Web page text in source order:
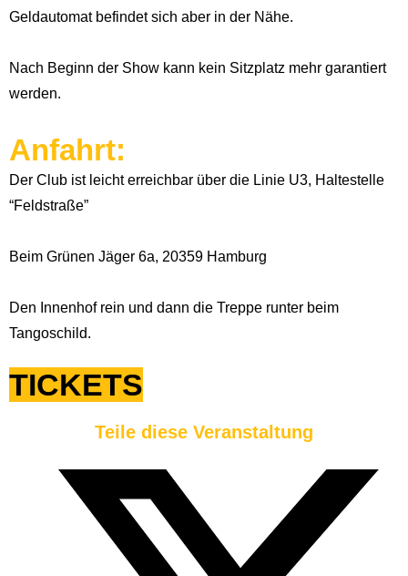
Geldautomat befindet sich aber in der Nähe.
Nach Beginn der Show kann kein Sitzplatz mehr garantiert
werden.
Anfahrt:
Der Club ist leicht erreichbar über die Linie U3, Haltestelle
“Feldstraße”
Beim Grünen Jäger 6a, 20359 Hamburg
Den Innenhof rein und dann die Treppe runter beim
Tangoschild.
TICKETS
Teile diese Veranstaltung